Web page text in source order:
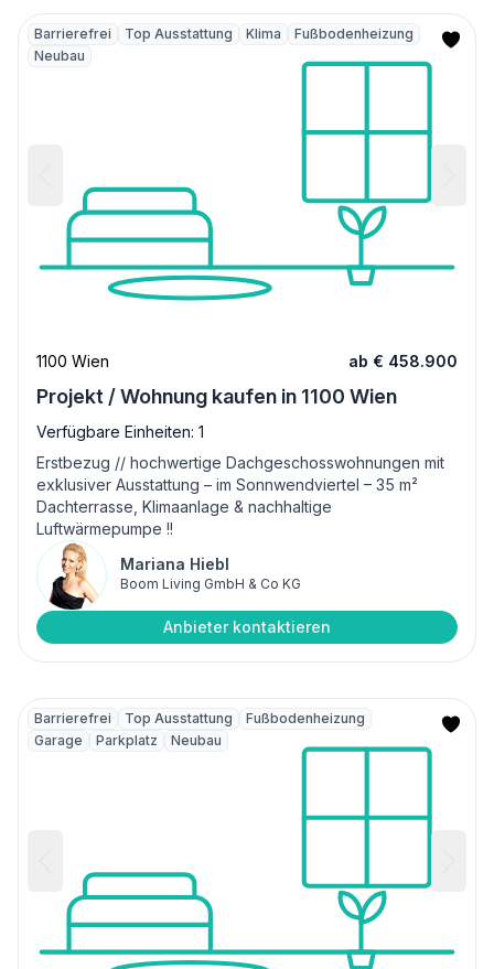
Barrierefrei Top Ausstattung Klima
Fußbodenheizung
Neubau
1100 Wien ab € 458.900
Projekt / Wohnung kaufen in 1100 Wien
Verfügbare Einheiten: 1
Erstbezug // hochwertige Dachgeschosswohnungen mit
exklusiver Ausstattung – im Sonnwendviertel – 35 m²
Dachterrasse, Klimaanlage & nachhaltige
Luftwärmepumpe !!
Mariana Hiebl
Boom Living GmbH & Co KG
Anbieter kontaktieren
Barrierefrei Top Ausstattung
Fußbodenheizung
Garage
Parkplatz Neubau